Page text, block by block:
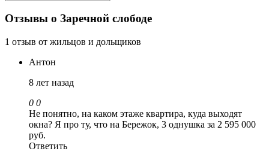
Отзывы о Заречной слободе
1 отзыв от жильцов и дольщиков
Антон
8 лет назад
0 0
Не понятно, на каком этаже квартира, куда выходят
окна? Я про ту, что на Бережок, 3 однушка за 2 595 000
руб.
Ответить